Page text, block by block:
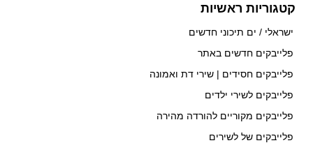
קטגוריות ראשיות
ישראלי / ים תיכוני חדשים
פלייבקים חדשים באתר
פלייבקים חסידים | שירי דת ואמונה
פלייבקים לשירי ילדים
פלייבקים מקוריים להורדה מהירה
פלייבקים של לשירים